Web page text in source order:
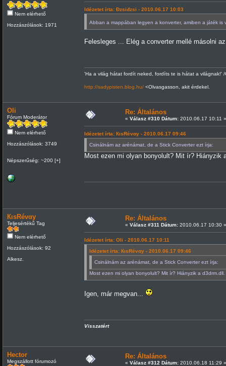
Nem elérhető
Hozzászólások: 1971
Idézetet írta: Đzsiđzsi - 2010.06.17 10:03
Abban a mappában legyen a konverter, amiben a játék
Felesleges ... Elég a converter mellé másolni
'Ha a világ hátat fordít neked, fordíts te is hátat a világnak!' /
http://sadypisten.blog.hu/<Olvasgasson, akit érdekel.
Oli
Fórum Moderátor
Nem elérhető
Hozzászólások: 3749
Népszerűség: ~200 [+]
Re: Általános
« Válasz #310 Dátum:2010.06.17 10:11 »
Idézetet írta: КιsRévαy - 2010.06.17 09:46
Csinálnám az arénámat, de a Stick Converter ezt írja:
Most ezen mi olyan bonyolult? Mit ír? Hiányzik
КιsRévαy
Teljesértékű Tag
Nem elérhető
Hozzászólások: 92
Alkesz.
Re: Általános
« Válasz #311 Dátum:2010.06.17 10:30 »
Idézetet írta: Oli - 2010.06.17 10:11
Idézetet írta: КιsRévαy - 2010.06.17 09:46
Csinálnám az arénámat, de a Stick Converter ezt írja:
Most ezen mi olyan bonyolult? Mit ír? Hiányzik a
Igen, már megvan...
Visszatért
Hector
Megszállott fórumozó
Re: Általános
« Válasz #312 Dátum:2010.06.18 11:29 »